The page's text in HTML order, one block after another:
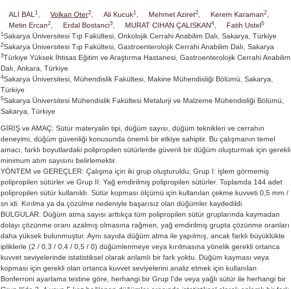
ALİ BAL 1 Volkan Oter2 Ali Kucuk1 Mehmet Aziret2 Kerem Karaman2
Metin Ercan2 Erdal Bostanci3 MURAT CIHAN ÇALISKAN4 Fatih Ustel5
1Sakarya Üniversitesi Tıp Fakültesi, Onkolojik Cerrahi Anabilim Dalı, Sakarya, Türkiye
2Sakarya Üniversitesi Tıp Fakültesi, Gastroenterolojik Cerrahi Anabilim Dalı, Sakarya
3Türkiye Yüksek İhtisas Eğitim ve Araştırma Hastanesi, Gastroenterolojik Cerrahi Anabilim
Dalı, Ankara, Türkiye
4Sakarya Üniversitesi, Mühendislik Fakültesi, Makine Mühendisliği Bölümü, Sakarya,
Türkiye
5Sakarya Üniversitesi Mühendislik Fakültesi Metalurji ve Malzeme Mühendisliği Bölümü,
Sakarya, Türkiye
GİRİŞ ve AMAÇ: Sütür materyalin tipi, düğüm sayısı, düğüm teknikleri ve cerrahın
deneyimi, düğüm güvenliği konusunda önemli bir etkiye sahiptir. Bu çalışmanın temel
amacı, farklı boyutlardaki polipropilen sütürlerde güvenli bir düğüm oluşturmak için gerekli
minimum atım sayısını belirlemektir.
YÖNTEM ve GEREÇLER: Çalışma için iki grup oluşturuldu; Grup I: işlem görmemiş
polipropilen sütürler ve Grup II: Yağ emdirilmiş polipropilen sütürler. Toplamda 144 adet
polipropilen sütür kullanıldı. Sütür kopması ölçümü için kullanılan çekme kuvveti 0,5 mm /
sn idi. Kırılma ya da çözülme nedeniyle başarısız olan düğümler kaydedildi.
BULGULAR: Düğüm atma sayısı arttıkça tüm polipropilen sütür gruplarında kaymadan
dolayı çözünme oranı azalmış olmasına rağmen, yağ emdirilmiş grupta çözünme oranları
daha yüksek bulunmuştur. Aynı sayıda düğüm atma ile yapılmış, ancak farklı büyüklükte
ipliklerle (2 / 0,3 / 0,4 / 0,5 / 0) düğümlenmeye veya kırılmasına yönelik gerekli ortanca
kuvvet seviyelerinde istatistiksel olarak anlamlı bir fark yoktu. Düğüm kayması veya
kopması için gerekli olan ortanca kuvvet seviyelerini analiz etmek için kullanılan
Bonferroni ayarlama testine göre, herhangi bir Grup I'de veya yağlı sütür ile herhangi bir